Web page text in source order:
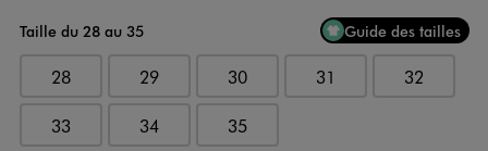
Taille du 28 au 35
Guide des tailles
28 29 30 31 32
33 34 35